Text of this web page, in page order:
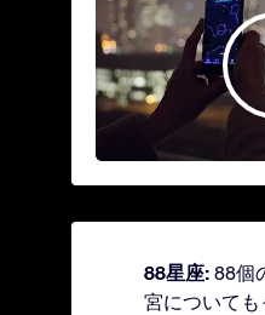
88星座: 88個
宮についても